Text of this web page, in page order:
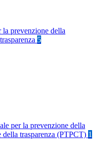
la prevenzione della
5
per la prevenzione della
della trasparenza (PTPCT) 1